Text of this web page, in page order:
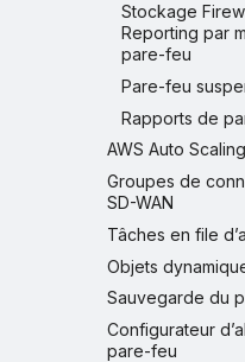
Stockage
Reporting par
pare-feu
Pare-feu
Rapports de
AWS Auto Scaling
Groupes de
SD-WAN
Tâches en file
Objets
Sauvegarde du
Configurateur
pare-feu